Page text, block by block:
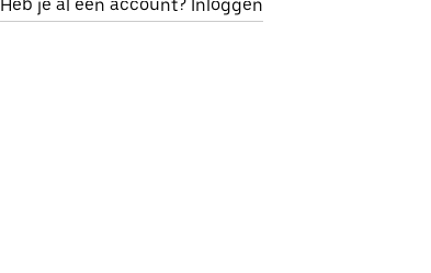
Heb je al een account? Inloggen